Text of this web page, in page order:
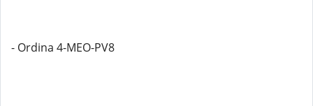
- Ordina 4-MEO-PV8